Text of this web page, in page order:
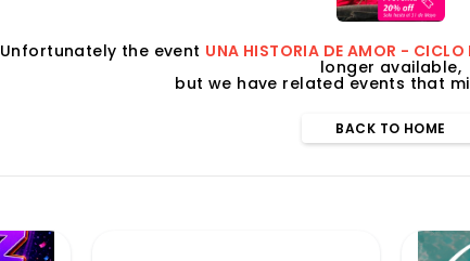
Unfortunately the event UNA HISTORIA DE AMOR -
longer available,
but we have related events that
BACK TO HOME